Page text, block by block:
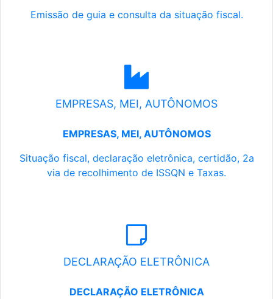
Emissão de guia e consulta da situação fiscal.
EMPRESAS, MEI, AUTÔNOMOS
EMPRESAS, MEI, AUTÔNOMOS
Situação fiscal, declaração eletrônica, certidão, 2a
via de recolhimento de ISSQN e Taxas.
DECLARAÇÃO ELETRÔNICA
DECLARAÇÃO ELETRÔNICA